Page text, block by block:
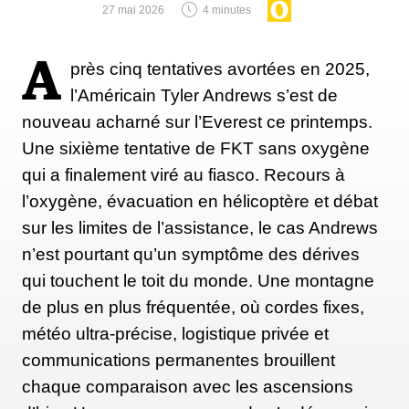
d'Atacama ou en Antarctique", précise-t-il.
Ce que Steven Schmidt explique par le fait que
l'Everest est fréquenté par des milliers d'alpinistes
qui y ont toussé et éternué depuis des décennies. Or
les autres régions étudiées sont loin d'être aussi
fréquentées. "Nous pourrions effectuer d'autres tests
pour déterminer si ces échantillons ont été apportés
par le vent ou laissés par des grimpeurs, mais nous
sommes presque sûrs qu'ils proviennent de membres
d'expéditions arrivées au camp IV", poursuit le
chercheur. "Or sur d'autres sites, peu fréquentés par
les êtres humains, nous n'avons pas trouvé ces
germes. Notre conclusion s'impose donc par elle-
27 mai 2026 4 minutes
A près cinq tentatives avortées en 2025,
l’Américain Tyler Andrews s’est de
nouveau acharné sur l’Everest ce printemps.
Une sixième tentative de FKT sans oxygène
qui a finalement viré au fiasco. Recours à
l’oxygène, évacuation en hélicoptère et débat
sur les limites de l’assistance, le cas Andrews
n’est pourtant qu’un symptôme des dérives
qui touchent le toit du monde. Une montagne
de plus en plus fréquentée, où cordes fixes,
météo ultra-précise, logistique privée et
communications permanentes brouillent
chaque comparaison avec les ascensions